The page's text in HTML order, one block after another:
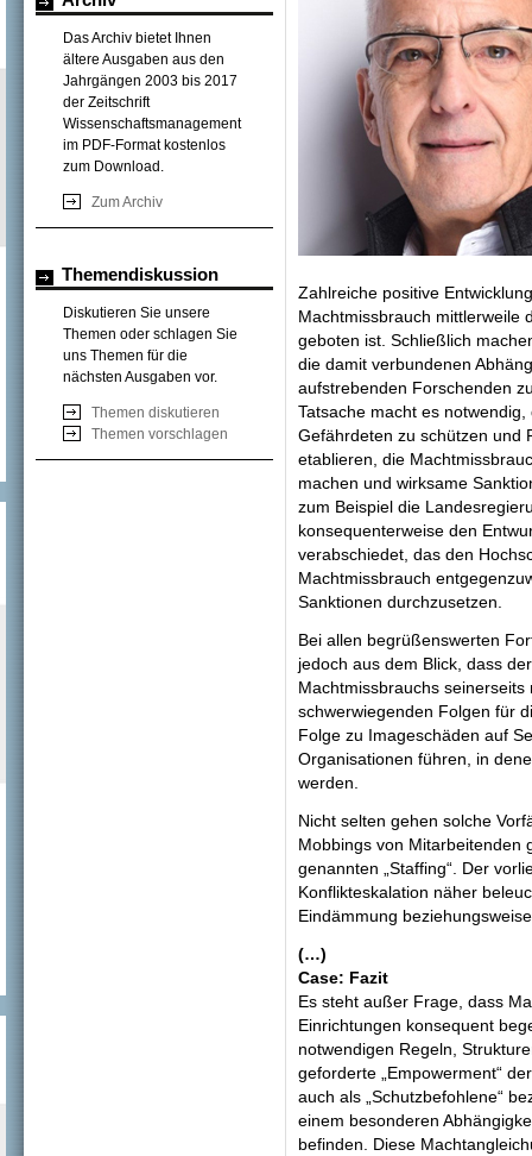
Das Archiv bietet Ihnen
ältere Ausgaben aus den
Jahrgängen 2003 bis 2017
der Zeitschrift
Wissenschaftsmanagement
im PDF-Format kostenlos
zum Download.
Zum Archiv
Themendiskussion
Diskutieren Sie unsere
Themen oder schlagen Sie
uns Themen für die
nächsten Ausgaben vor.
Themen diskutieren
Themen vorschlagen
Zahlreiche positive
Machtmissbrauch mittlerweile
geboten ist. Schließlich
die damit verbundenen
aufstrebenden Forschenden
Tatsache macht es
Gefährdeten zu schützen und
etablieren, die
machen und wirksame
zum Beispiel die
konsequenterweise den
verabschiedet, das den
Machtmissbrauch
Sanktionen durchzusetzen.
Bei allen begrüßenswerten
jedoch aus dem Blick, dass
Machtmissbrauchs
schwerwiegenden Folgen für
Folge zu Imageschäden auf
Organisationen führen, in
werden.
Nicht selten gehen solche
Mobbings von Mitarbeitenden
genannten „Staffing“. Der
Konflikteskalation näher
Eindämmung
(…)
Case: Fazit
Es steht außer Frage, dass
Einrichtungen konsequent
notwendigen Regeln,
geforderte „Empowerment“
auch als „Schutzbefohlene“
einem besonderen
befinden. Diese